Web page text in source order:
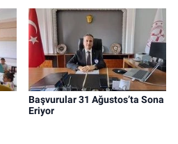
Başvurular 31 Ağustos’ta Sona
Eriyor